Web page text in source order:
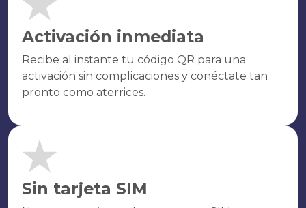
Activación inmediata
Recibe al instante tu código QR para una
activación sin complicaciones y conéctate tan
pronto como aterrices.
Sin tarjeta SIM